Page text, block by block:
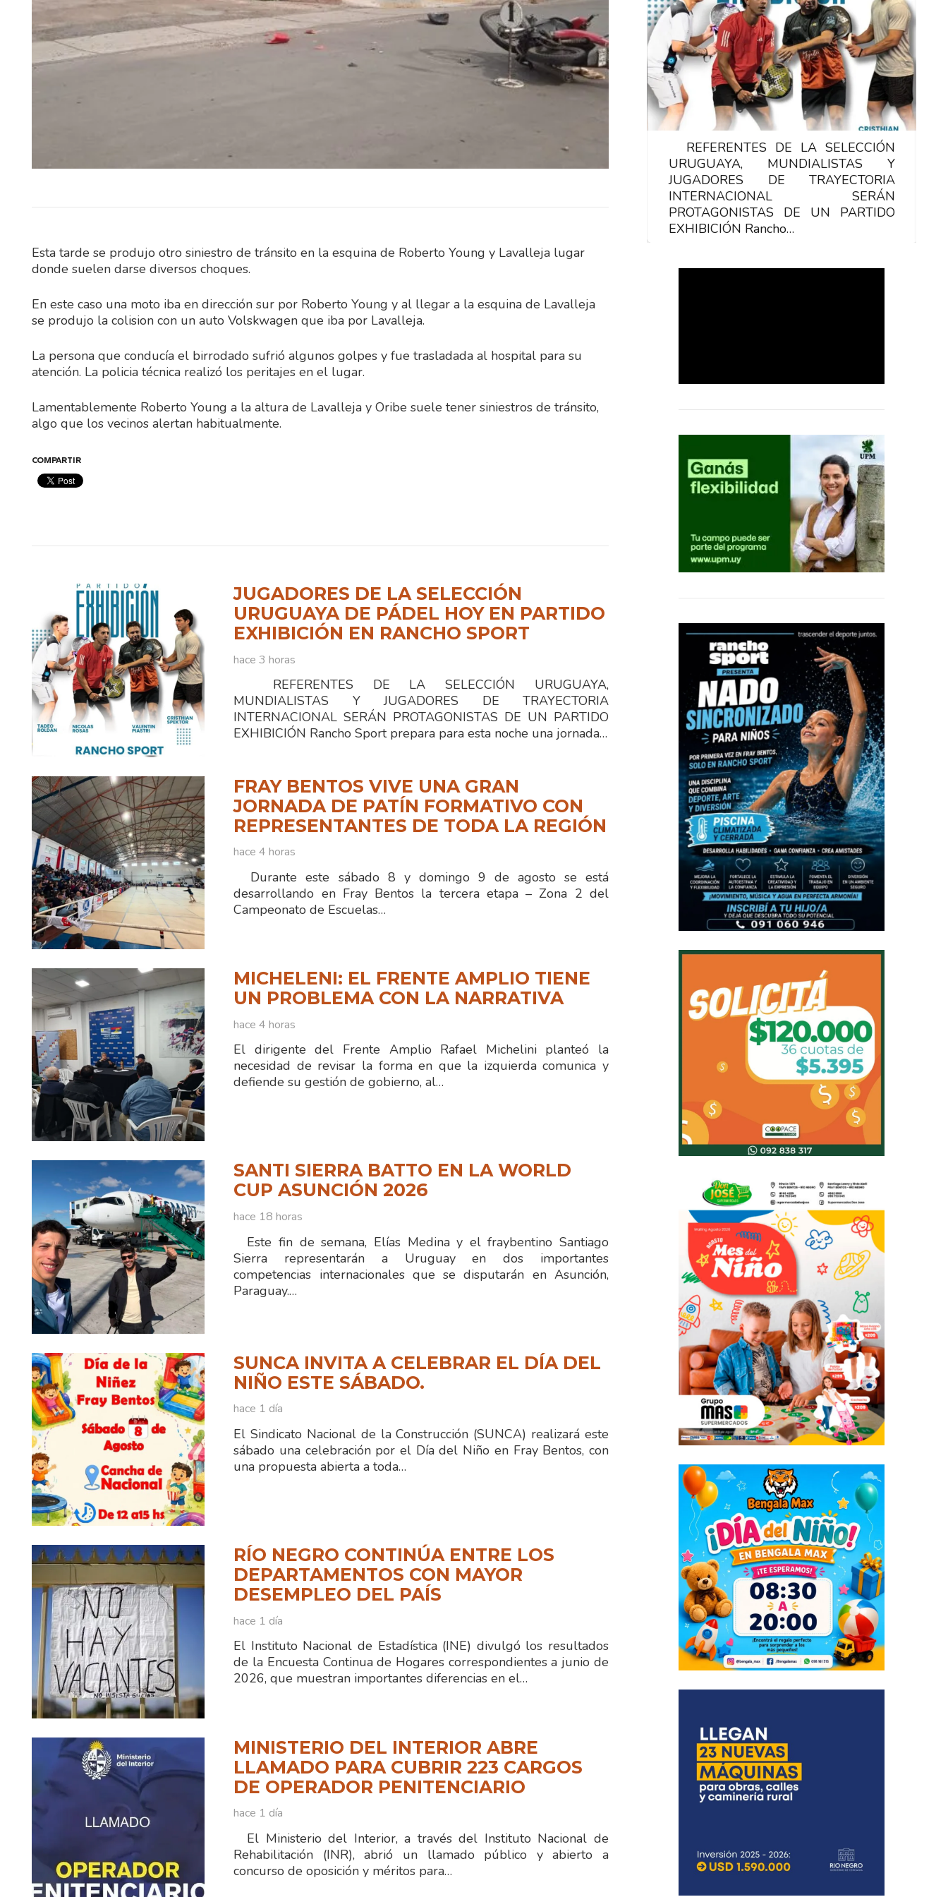
Esta tarde se produjo otro siniestro de tránsito en la esquina de Roberto Young y Lavalleja lugar
donde suelen darse diversos choques.
En este caso una moto iba en dirección sur por Roberto Young y al llegar a la esquina de Lavalleja
se produjo la colision con un auto Volskwagen que iba por Lavalleja.
La persona que conducía el birrodado sufrió algunos golpes y fue trasladada al hospital para su
atención. La policia técnica realizó los peritajes en el lugar.
Lamentablemente Roberto Young a la altura de Lavalleja y Oribe suele tener siniestros de tránsito,
algo que los vecinos alertan habitualmente.
COMPARTIR
JUGADORES DE LA SELECCIÓN
URUGUAYA DE PÁDEL HOY EN PARTIDO
EXHIBICIÓN EN RANCHO SPORT
hace 3 horas
REFERENTES DE LA SELECCIÓN URUGUAYA,
MUNDIALISTAS Y JUGADORES DE TRAYECTORIA
INTERNACIONAL SERÁN PROTAGONISTAS DE UN PARTIDO
EXHIBICIÓN Rancho Sport prepara para esta noche una jornada…
FRAY BENTOS VIVE UNA GRAN
JORNADA DE PATÍN FORMATIVO CON
REPRESENTANTES DE TODA LA REGIÓN
hace 4 horas
Durante este sábado 8 y domingo 9 de agosto se está
desarrollando en Fray Bentos la tercera etapa – Zona 2 del
Campeonato de Escuelas…
MICHELENI: EL FRENTE AMPLIO TIENE
UN PROBLEMA CON LA NARRATIVA
hace 4 horas
El dirigente del Frente Amplio Rafael Michelini planteó la
necesidad de revisar la forma en que la izquierda comunica y
defiende su gestión de gobierno, al…
SANTI SIERRA BATTO EN LA WORLD
CUP ASUNCIÓN 2026
hace 18 horas
Este fin de semana, Elías Medina y el fraybentino Santiago
Sierra representarán a Uruguay en dos importantes
competencias internacionales que se disputarán en Asunción,
Paraguay.…
SUNCA INVITA A CELEBRAR EL DÍA DEL
NIÑO ESTE SÁBADO.
hace 1 día
El Sindicato Nacional de la Construcción (SUNCA) realizará este
sábado una celebración por el Día del Niño en Fray Bentos, con
una propuesta abierta a toda…
RÍO NEGRO CONTINÚA ENTRE LOS
DEPARTAMENTOS CON MAYOR
DESEMPLEO DEL PAÍS
hace 1 día
El Instituto Nacional de Estadística (INE) divulgó los resultados
de la Encuesta Continua de Hogares correspondientes a junio de
2026, que muestran importantes diferencias en el…
MINISTERIO DEL INTERIOR ABRE
LLAMADO PARA CUBRIR 223 CARGOS
DE OPERADOR PENITENCIARIO
hace 1 día
El Ministerio del Interior, a través del Instituto Nacional de
Rehabilitación (INR), abrió un llamado público y abierto a
concurso de oposición y méritos para…
URUGUAYA, MUNDIALISTAS Y
REFERENTES DE LA SELECCIÓN
URUGUAYA, MUNDIALISTAS Y
REFERENTES DE LA SELECCIÓN
URUGUAYA, MUNDIALISTAS Y
JUGADORES DE TRAYECTORIA
INTERNACIONAL SERÁN
PROTAGONISTAS DE UN PARTIDO
EXHIBICIÓN Rancho…